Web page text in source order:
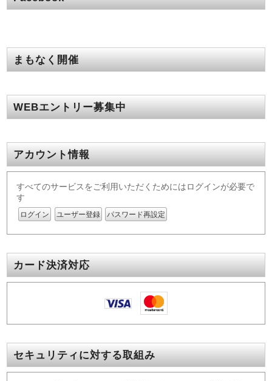
まもなく開催
WEBエントリー募集中
アカウント情報
すべてのサービスをご利用いただくためにはログインが必要で
す
ログイン ユーザー登録 パスワード再設定
カード決済対応
セキュリティに対する取組み